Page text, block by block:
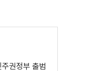
주권정부 출범